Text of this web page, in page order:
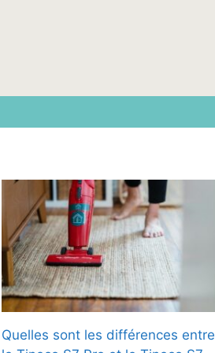
Quelles sont les différences entre